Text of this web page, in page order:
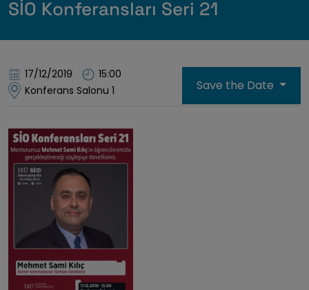
SİO Konferansları Seri 21
17/12/2019
15:00
Konferans Salonu 1
Save the Date